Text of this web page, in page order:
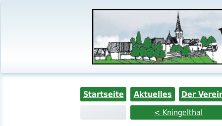
Startseite Aktuelles
Der
< Kningelthal